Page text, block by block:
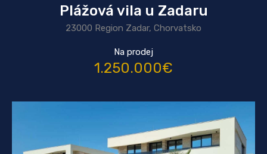
Plážová vila u Zadaru
23000 Region Zadar, Chorvatsko
Na prodej
1.250.000€